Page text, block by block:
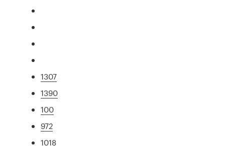
1307
1390
100
972
1018